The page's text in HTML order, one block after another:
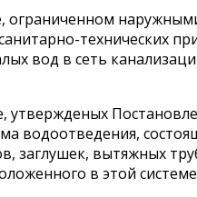
ограниченном
технических
вод в сеть
водоотведения,
заглушек, вытяжных
в этой